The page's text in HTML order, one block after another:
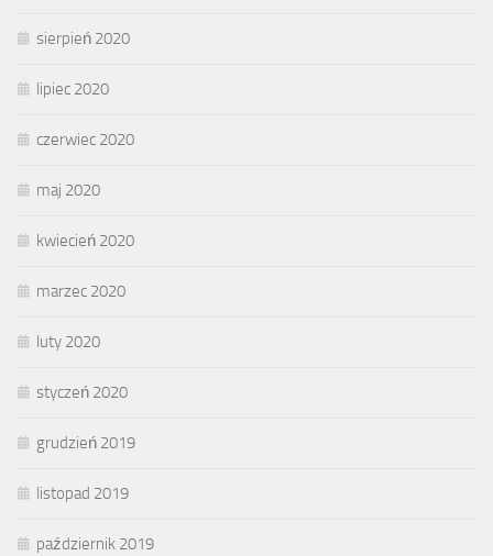
sierpień 2020
lipiec 2020
czerwiec 2020
maj 2020
kwiecień 2020
marzec 2020
luty 2020
styczeń 2020
grudzień 2019
listopad 2019
październik 2019